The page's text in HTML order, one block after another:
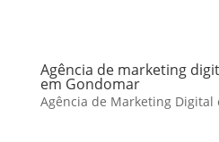
Agência de marketing
em Gondomar
Agência de Marketing Digital